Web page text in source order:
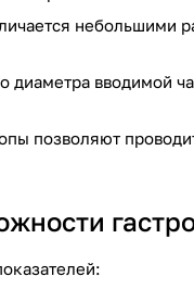
небольшими
вводимой
позволяют